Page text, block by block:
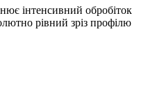
інтенсивний обробіток
рівний зріз профілю